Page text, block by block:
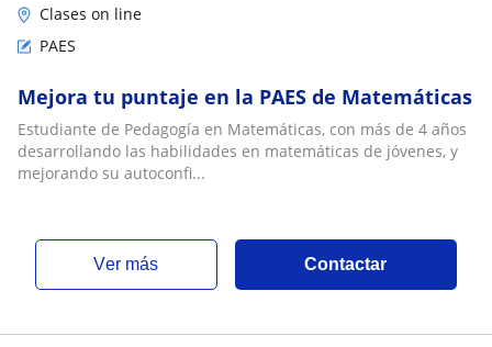
Clases on line
PAES
Mejora tu puntaje en la PAES de Matemáticas
Estudiante de Pedagogía en Matemáticas, con más de 4 años
desarrollando las habilidades en matemáticas de jóvenes, y
mejorando su autoconfi...
ver más Contactar